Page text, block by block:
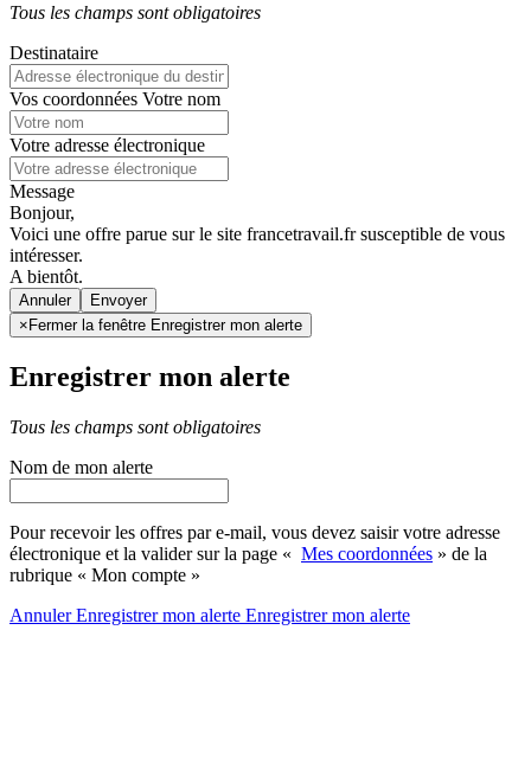
Tous les champs sont obligatoires
Destinataire
Vos coordonnées Votre nom
Votre adresse électronique
Message
Bonjour,
Voici une offre parue sur le site francetravail.fr susceptible de vous
intéresser.
A bientôt.
Annuler
× Fermer la fenêtre Enregistrer mon alerte
Enregistrer mon alerte
Tous les champs sont obligatoires
Nom de mon alerte
Pour recevoir les offres par e-mail, vous devez saisir votre adresse
électronique et la valider sur la page « Mes coordonnées » de la
rubrique « Mon compte »
AnnulerEnregistrer mon alerte Enregistrermon alerte